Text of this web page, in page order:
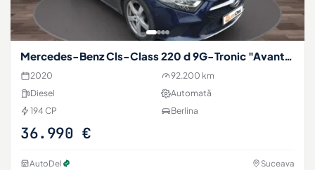
Mercedes-Benz Cls-Class 220 d 9G-Tronic "Avantgarde"
2020
92.200 km
Diesel
Automată
194 CP
Berlina
36.990 €
AutoDel Suceava